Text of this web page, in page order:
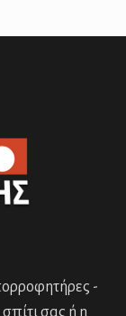
-
σπίτι σας ή η